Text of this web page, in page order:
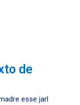
de
esse jarl